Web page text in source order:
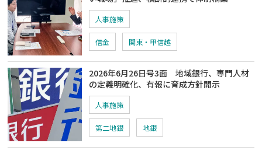
人事施策
信金 関東・甲信越
2026年6月26日号3面 地域銀行、専門人材
の定義明確化、有報に育成方針開示
人事施策
第二地銀 地銀